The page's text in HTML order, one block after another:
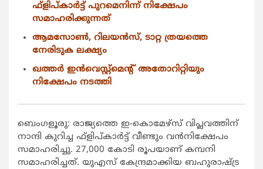
ഫ്ളിപ്കാര്‍ട്ട് പുറമെനിന്ന് നിക്ഷേപം
സമാഹരിക്കുന്നത്
ആമസോണ്‍, റിലയന്‍സ്, ടാറ്റ ത്രയത്തെ
നേരിടുക ലക്ഷ്യം
ഖത്തര്‍ ഇന്‍വെസ്റ്റ്മെന്‍റ് അതോറിറ്റിയും
നിക്ഷേപം നടത്തി
ബെംഗളൂരു: രാജ്യത്തെ ഇ-കൊമേഴ്സ് വിപ്ലവത്തിന്
നാന്ദി കുറിച്ച ഫ്ളിപ്കാര്‍ട്ട് വീണ്ടും വന്‍നിക്ഷേപം
സമാഹരിച്ചു. 27,000 കോടി രൂപയാണ് കമ്പനി
സമാഹരിച്ചത്. യുഎസ് കേന്ദ്രമാക്കിയ ബഹുരാഷ്ട്ര